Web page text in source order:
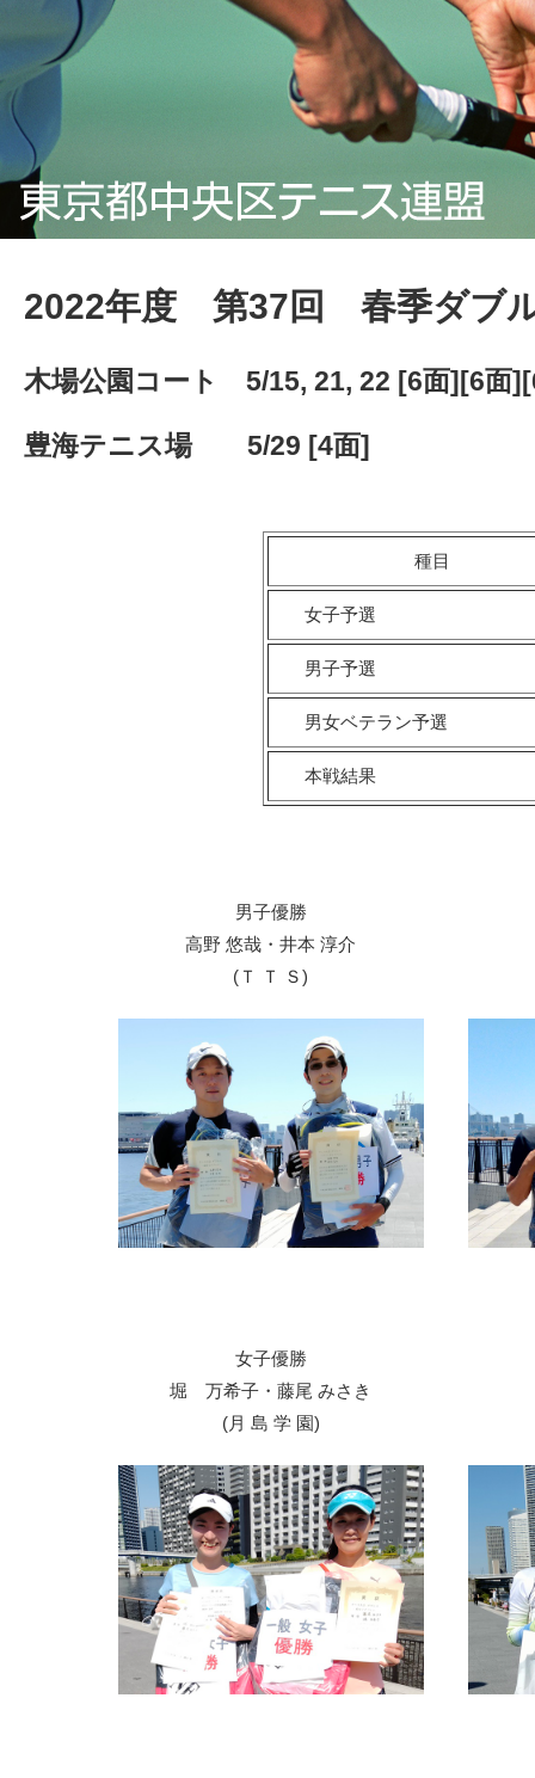
2022年度 第37回 春季ダブ
木場公園コート 5/15, 21, 22 [6面][6面
豊海テニス場 5/29 [4面]
種目
女子予選
男子予選
男女ベテラン予選
本戦結果
男子優勝
高野 悠哉・井本 淳介
(Ｔ Ｔ Ｓ)
女子優勝
堀 万希子・藤尾 みさき
(月 島 学 園)